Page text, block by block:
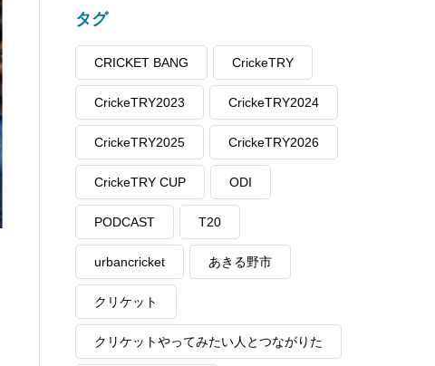
タグ
CRICKET BANG CrickeTRY
CrickeTRY2023 CrickeTRY2024
CrickeTRY2025 CrickeTRY2026
CrickeTRY CUP ODI
PODCAST T20
urbancricket あきる野市
クリケット
クリケットやってみたい人とつながりた